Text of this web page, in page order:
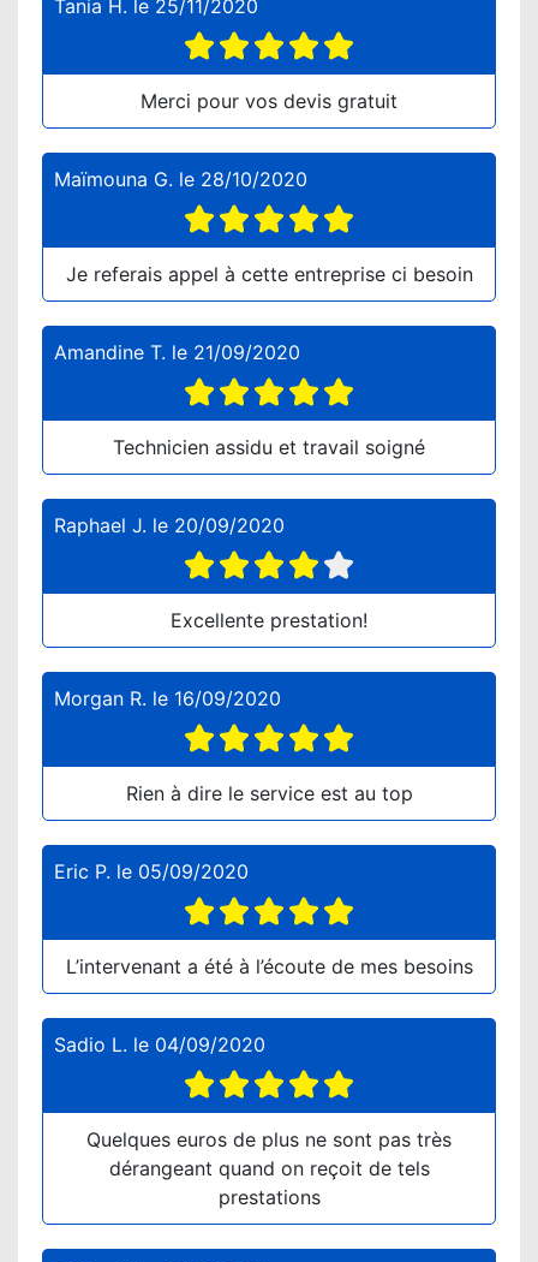
Tania H. le 25/11/2020
Merci pour vos devis gratuit
Maïmouna G. le 28/10/2020
Je referais appel à cette entreprise ci besoin
Amandine T. le 21/09/2020
Technicien assidu et travail soigné
Raphael J. le 20/09/2020
Excellente prestation!
Morgan R. le 16/09/2020
Rien à dire le service est au top
Eric P. le 05/09/2020
L’intervenant a été à l’écoute de mes besoins
Sadio L. le 04/09/2020
Quelques euros de plus ne sont pas très
dérangeant quand on reçoit de tels
prestations